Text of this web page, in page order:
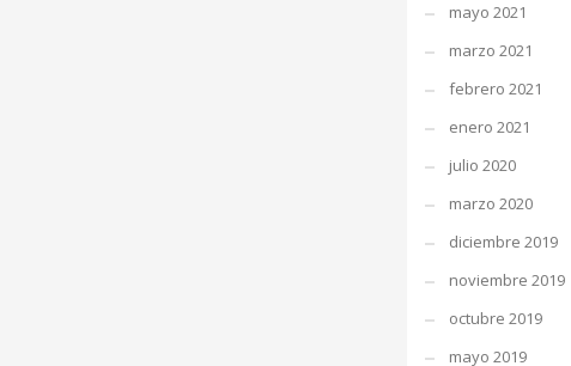
mayo 2021
marzo 2021
febrero 2021
enero 2021
julio 2020
marzo 2020
diciembre 2019
noviembre 2019
octubre 2019
mayo 2019